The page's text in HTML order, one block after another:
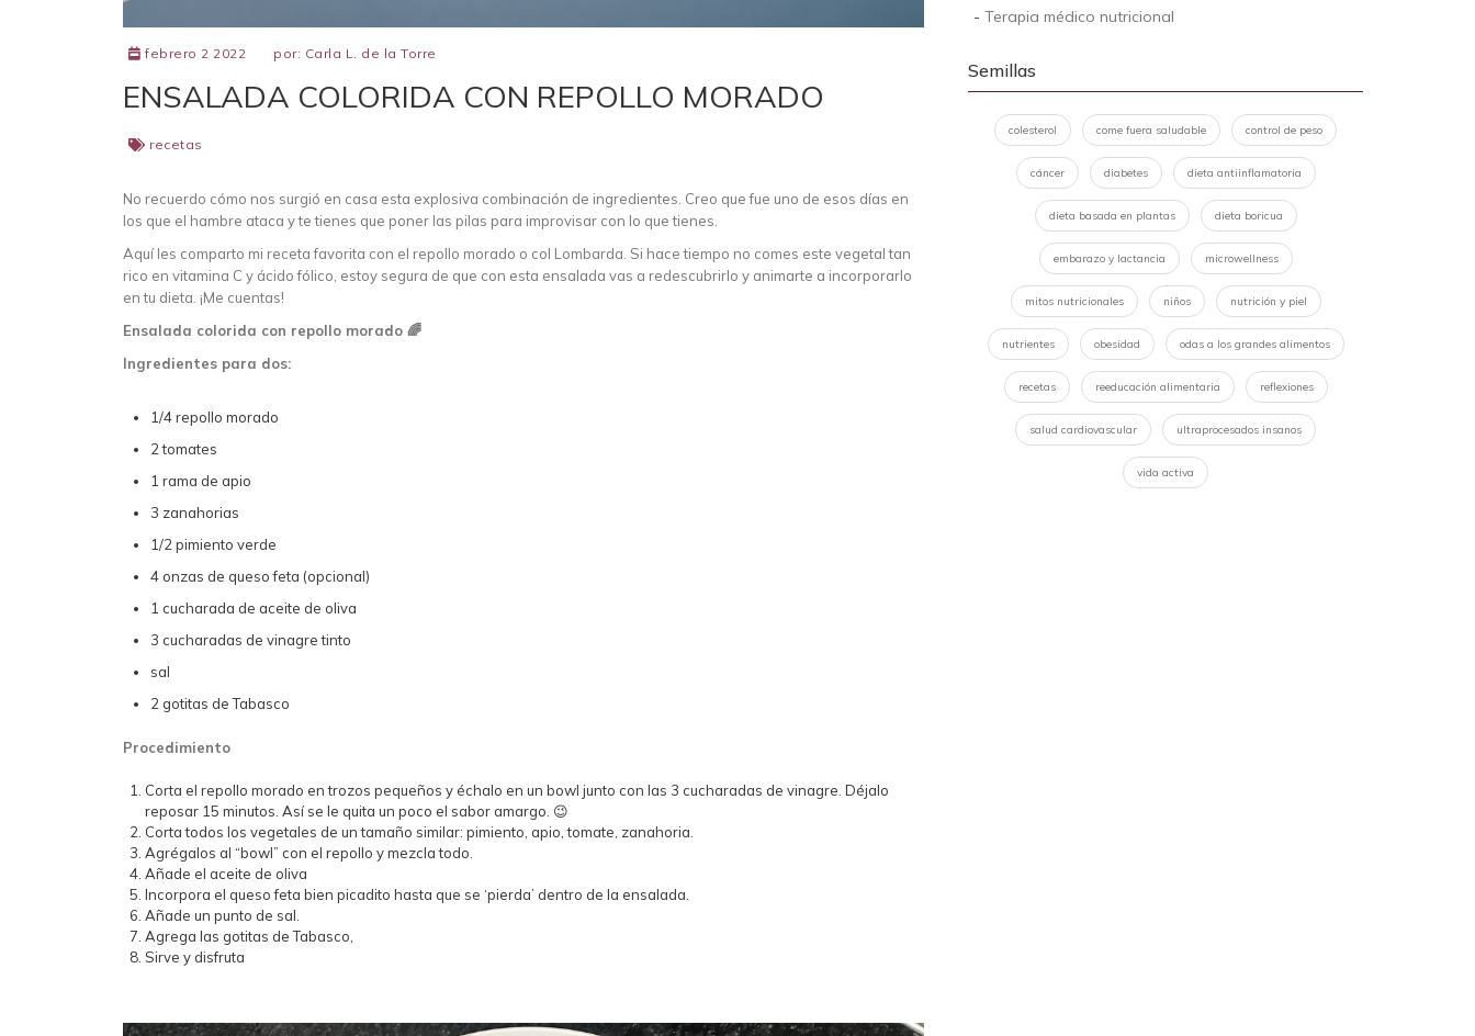
febrero 2 2022 por: Carla L. de la Torre
ENSALADA COLORIDA CON REPOLLO MORADO
recetas
No recuerdo cómo nos surgió en casa esta explosiva combinación de ingredientes. Creo que fue uno de esos días en
los que el hambre ataca y te tienes que poner las pilas para improvisar con lo que tienes.
Aquí les comparto mi receta favorita con el repollo morado o col Lombarda. Si hace tiempo no comes este vegetal tan
rico en vitamina C y ácido fólico, estoy segura de que con esta ensalada vas a redescubrirlo y animarte a incorporarlo
en tu dieta. ¡Me cuentas!
Ensalada colorida con repollo morado 🌈
Ingredientes para dos:
1/4 repollo morado
2 tomates
1 rama de apio
3 zanahorias
1/2 pimiento verde
4 onzas de queso feta (opcional)
1 cucharada de aceite de oliva
3 cucharadas de vinagre tinto
sal
2 gotitas de Tabasco
Procedimiento
Corta el repollo morado en trozos pequeños y échalo en un bowl junto con las 3 cucharadas de vinagre. Déjalo
reposar 15 minutos. Así se le quita un poco el sabor amargo. 😉
Corta todos los vegetales de un tamaño similar: pimiento, apio, tomate, zanahoria.
Agrégalos al “bowl” con el repollo y mezcla todo.
Añade el aceite de oliva
Incorpora el queso feta bien picadito hasta que se ‘pierda’ dentro de la ensalada.
Añade un punto de sal.
Agrega las gotitas de Tabasco,
Sirve y disfruta
- Terapia médico nutricional
Semillas
colesterol come fuera saludable control de peso
cáncer diabetes dieta antiinflamatoria
dieta basada en plantas dieta boricua
embarazo y lactancia microwellness
mitos nutricionales niños nutrición y piel
nutrientes obesidad odas a los grandes alimentos
recetas reeducación alimentaria reflexiones
salud cardiovascular ultraprocesados insanos
vida activa